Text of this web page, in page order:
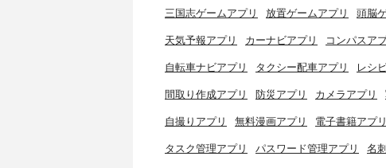
三国志ゲームアプリ 放置ゲームアプリ 頭脳
天気予報アプリ カーナビアプリ コンパスア
自転車ナビアプリ タクシー配車アプリ レシ
間取り作成アプリ 防災アプリ カメラアプリ
自撮りアプリ 無料漫画アプリ 電子書籍アプリ
タスク管理アプリ パスワード管理アプリ 名